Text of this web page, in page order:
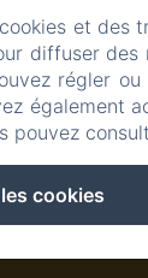
et des
diffuser
régler
également
pouvez
cookies